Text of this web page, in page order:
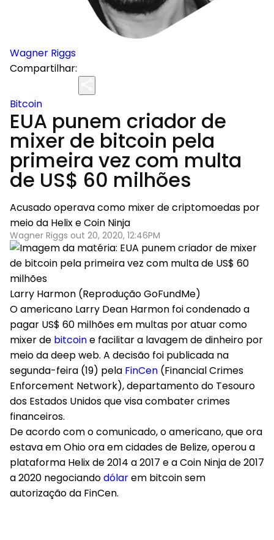
Wagner Riggs
Compartilhar:
Bitcoin
EUA punem criador de
mixer de bitcoin pela
primeira vez com multa
de US$ 60 milhões
Acusado operava como mixer de criptomoedas por
meio da Helix e Coin Ninja
Wagner Riggs out 20, 2020, 12:46PM
Larry Harmon (Reprodução GoFundMe)
O americano Larry Dean Harmon foi condenado a
pagar US$ 60 milhões em multas por atuar como
mixer de bitcoine facilitar a lavagem de dinheiro por
meio da deep web. A decisão foi publicada na
segunda-feira (19) pela FinCen (Financial Crimes
Enforcement Network), departamento do Tesouro
dos Estados Unidos que visa combater crimes
financeiros.
De acordo com o comunicado, o americano, que ora
estava em Ohio ora em cidades de Belize, operou a
plataforma Helix de 2014 a 2017 e a Coin Ninja de 2017
a 2020 negociandodólarem bitcoin sem
autorização da FinCen.